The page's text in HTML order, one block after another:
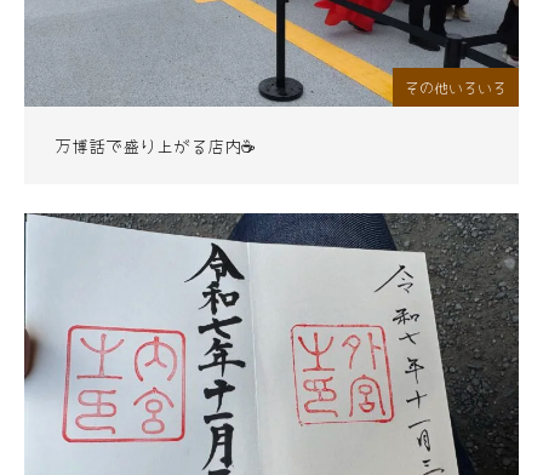
その他いろいろ
万博話で盛り上がる店内☕